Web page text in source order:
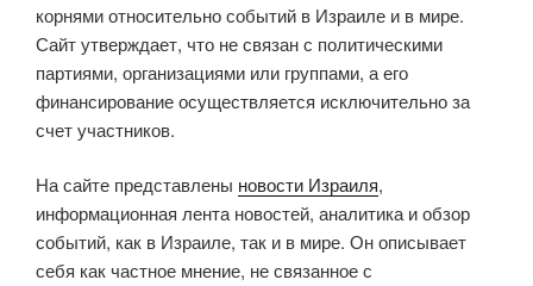
корнями относительно событий в Израиле и в мире.
Сайт утверждает, что не связан с политическими
партиями, организациями или группами, а его
финансирование осуществляется исключительно за
счет участников.
На сайте представлены новости Израиля,
информационная лента новостей, аналитика и обзор
событий, как в Израиле, так и в мире. Он описывает
себя как частное мнение, не связанное с